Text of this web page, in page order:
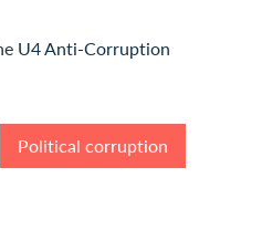
U4 Anti-Corruption
Political corruption